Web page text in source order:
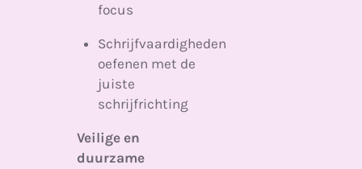
focus
Schrijfvaardigheden
oefenen met de
juiste
schrijfrichting
Veilige en
duurzame